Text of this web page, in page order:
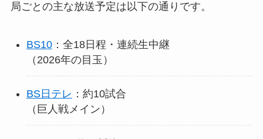
局ごとの主な放送予定は以下の通りです。
BS10：全18日程・連続生中継
（2026年の目玉）
BS日テレ ：約10試合
（巨人戦メイン）